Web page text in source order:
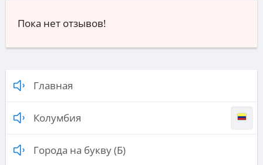
Пока нет отзывов!
Главная
Колумбия
Города на букву (Б)